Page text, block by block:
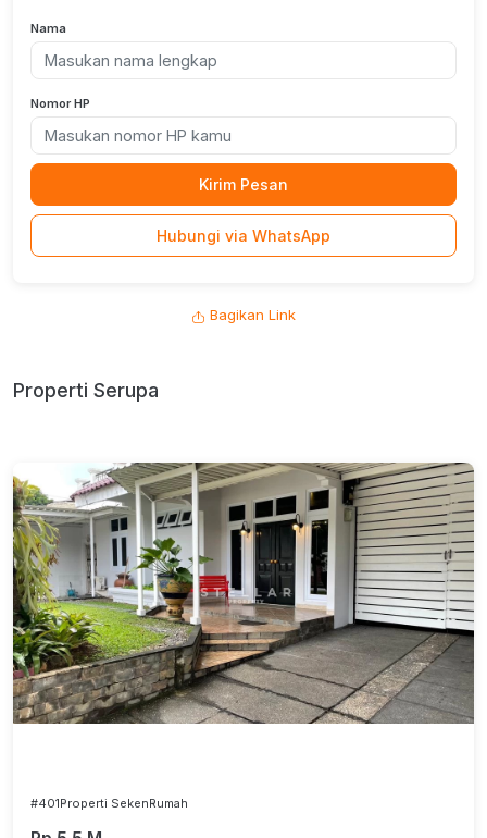
Nama
Nomor HP
Kirim Pesan
Hubungi via WhatsApp
Bagikan Link
Properti Serupa
#401Properti SekenRumah